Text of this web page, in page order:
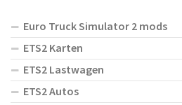
Euro Truck Simulator 2 mods
ETS2 Karten
ETS2 Lastwagen
ETS2 Autos